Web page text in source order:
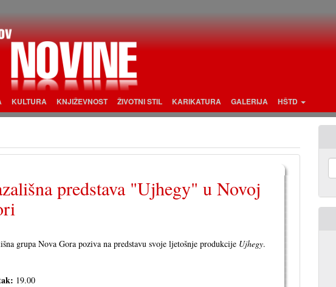
KULTURA KNJIŽEVNOST ŽIVOTNI STIL KARIKATURA GALERIJA HŠTD
predstava "Ujhegy" u Novoj
grupa Nova Gora poziva na predstavu svoje ljetošnje produkcije Ujhegy.
19.00